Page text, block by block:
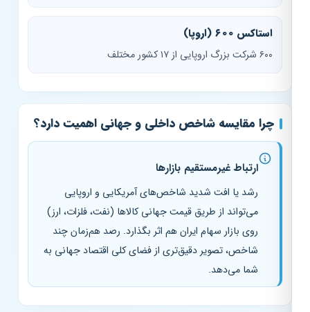
استاکس ۶۰۰ (اروپا)
چرا مقایسه شاخص داخلی و جهانی اهمیت دارد؟
ارتباط غیرمستقیم بازارها
رشد یا افت شدید شاخص‌های آمریکایی و اروپایی
می‌تواند از طریق قیمت جهانی کالاها (نفت، فلزات، ارز)
روی بازار سهام ایران هم اثر بگذارد. رصد هم‌زمان چند
شاخص، تصویر دقیق‌تری از فضای کلی اقتصاد جهانی به
شما می‌دهد.